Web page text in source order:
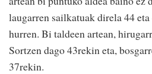
laugarren sailkatuak direla 44
hurren. Bi taldeen artean,
Sortzen dago 43rekin eta,
37rekin.